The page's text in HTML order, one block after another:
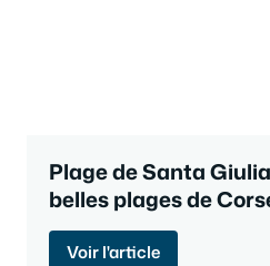
Plage de Santa
belles plages de
Voir l'article